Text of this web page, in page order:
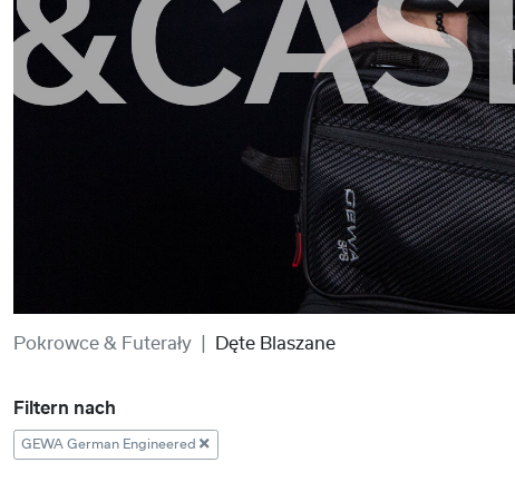
Pokrowce & Futerały Dęte Blaszane
Filtern nach
GEWA German Engineered